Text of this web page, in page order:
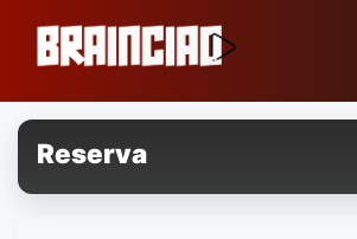
conteúdo
Reserva